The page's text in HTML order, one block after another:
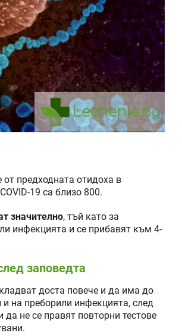
предходната отидоха в
19 са близо 800.
значително, тъй като за
инфекцията и се прибавят към 4-
заповедта
доста повече и да има до
и на преборили инфекцията, след
не се правят повторни тестове